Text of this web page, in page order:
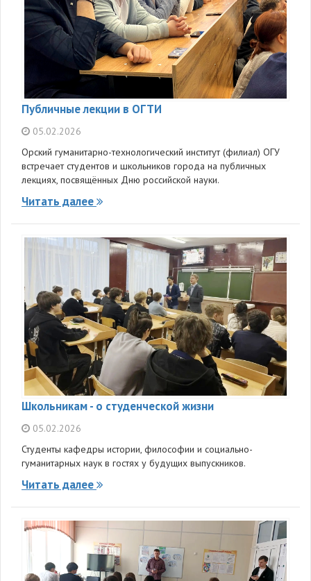
Публичные лекции в ОГТИ
05.02.2026
Орский гуманитарно-технологический институт (филиал) ОГУ
встречает студентов и школьников города на публичных
лекциях, посвящённых Дню российской науки.
Читать далее
Школьникам - о студенческой жизни
05.02.2026
Студенты кафедры истории, философии и социально-
гуманитарных наук в гостях у будущих выпускников.
Читать далее